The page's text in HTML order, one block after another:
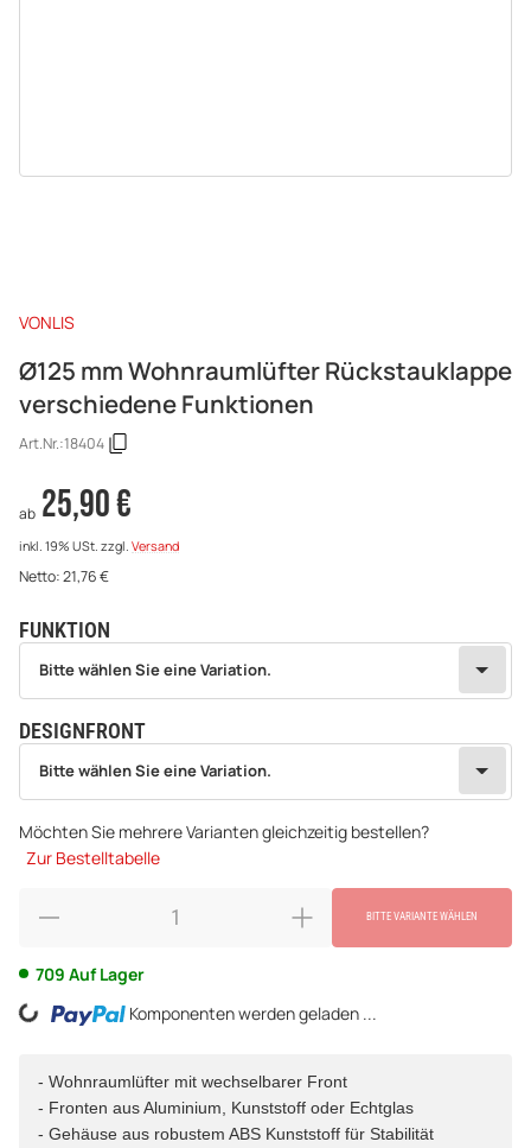
VONLIS
Ø125 mm Wohnraumlüfter Rückstauklappe
verschiedene Funktionen
Art.Nr.:18404
ab 25,90 €
inkl. 19% USt. zzgl. Versand
Netto:21,76€
FUNKTION
wählen
Bitte wählen Sie eine Variation.
DESIGNFRONT
wählen
Bitte wählen Sie eine Variation.
Möchten Sie mehrere Varianten gleichzeitig bestellen?
Zur Bestelltabelle
BITTE VARIANTE WÄHLEN
709 Auf Lager
Komponenten werden geladen ...
- Wohnraumlüfter mit wechselbarer Front
- Fronten aus Aluminium, Kunststoff oder Echtglas
- Gehäuse aus robustem ABS Kunststoff für Stabilität